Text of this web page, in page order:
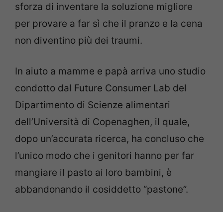
sforza di inventare la soluzione migliore
per provare a far sì che il pranzo e la cena
non diventino più dei traumi.
In aiuto a mamme e papà arriva uno studio
condotto dal Future Consumer Lab del
Dipartimento di Scienze alimentari
dell’Università di Copenaghen, il quale,
dopo un’accurata ricerca, ha concluso che
l’unico modo che i genitori hanno per far
mangiare il pasto ai loro bambini, è
abbandonando il cosiddetto “pastone”.